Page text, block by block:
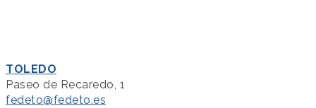
TOLEDO
Paseo de Recaredo, 1
fedeto@fedeto.es